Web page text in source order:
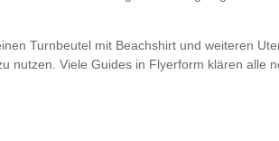
Turnbeutel mit Beachshirt und weiteren
nutzen. Viele Guides in Flyerform klären alle